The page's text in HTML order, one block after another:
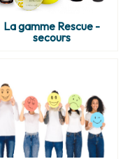
La gamme Rescue -
secours